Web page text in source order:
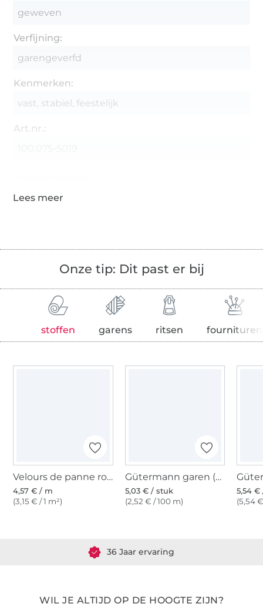
geweven
Verfijning:
garengeverfd
Kenmerken:
vast, stabiel, feestelijk
Art.nr.:
Onze tip: Dit past er bij
stoffen garens ritsen fournituren
Velours de panne rood
4,57 € / m
(3,15 € / 1 m²)
Gütermann garen (491)
5,03 € / stuk
(2,52 € / 100 m)
5,54
(5,54
36 Jaar ervaring
WIL JE ALTIJD OP DE HOOGTE ZIJN?